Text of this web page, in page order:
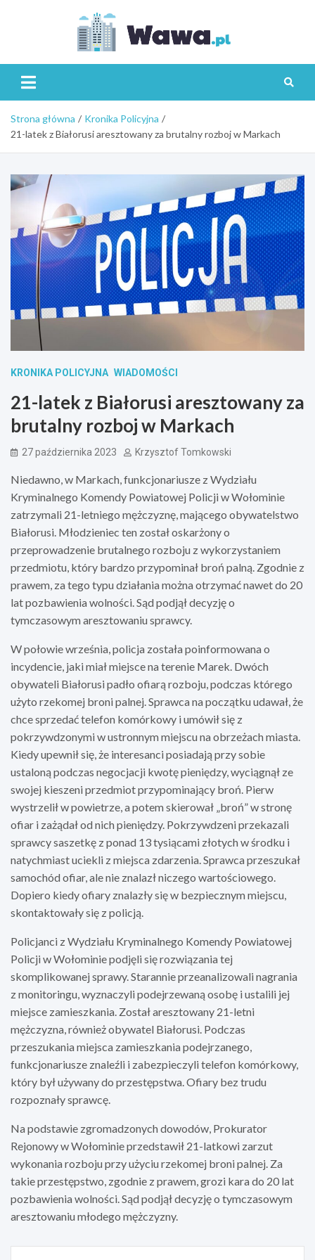
Strona główna
Kronika Policyjna
21-latek z Białorusi aresztowany za brutalny rozboj w Markach
KRONIKA POLICYJNA WIADOMOŚCI
21-latek z Białorusi aresztowany za
brutalny rozboj w Markach
27 października 2023 Krzysztof Tomkowski
Niedawno, w Markach, funkcjonariusze z Wydziału
Kryminalnego Komendy Powiatowej Policji w Wołominie
zatrzymali 21-letniego mężczyznę, mającego obywatelstwo
Białorusi. Młodzieniec ten został oskarżony o
przeprowadzenie brutalnego rozboju z wykorzystaniem
przedmiotu, który bardzo przypominał broń palną. Zgodnie z
prawem, za tego typu działania można otrzymać nawet do 20
lat pozbawienia wolności. Sąd podjął decyzję o
tymczasowym aresztowaniu sprawcy.
W połowie września, policja została poinformowana o
incydencie, jaki miał miejsce na terenie Marek. Dwóch
obywateli Białorusi padło ofiarą rozboju, podczas którego
użyto rzekomej broni palnej. Sprawca na początku udawał, że
chce sprzedać telefon komórkowy i umówił się z
pokrzywdzonymi w ustronnym miejscu na obrzeżach miasta.
Kiedy upewnił się, że interesanci posiadają przy sobie
ustaloną podczas negocjacji kwotę pieniędzy, wyciągnął ze
swojej kieszeni przedmiot przypominający broń. Pierw
wystrzelił w powietrze, a potem skierował „broń” w stronę
ofiar i zażądał od nich pieniędzy. Pokrzywdzeni przekazali
sprawcy saszetkę z ponad 13 tysiącami złotych w środku i
natychmiast uciekli z miejsca zdarzenia. Sprawca przeszukał
samochód ofiar, ale nie znalazł niczego wartościowego.
Dopiero kiedy ofiary znalazły się w bezpiecznym miejscu,
skontaktowały się z policją.
Policjanci z Wydziału Kryminalnego Komendy Powiatowej
Policji w Wołominie podjęli się rozwiązania tej
skomplikowanej sprawy. Starannie przeanalizowali nagrania
z monitoringu, wyznaczyli podejrzewaną osobę i ustalili jej
miejsce zamieszkania. Został aresztowany 21-letni
mężczyzna, również obywatel Białorusi. Podczas
przeszukania miejsca zamieszkania podejrzanego,
funkcjonariusze znaleźli i zabezpieczyli telefon komórkowy,
który był używany do przestępstwa. Ofiary bez trudu
rozpoznały sprawcę.
Na podstawie zgromadzonych dowodów, Prokurator
Rejonowy w Wołominie przedstawił 21-latkowi zarzut
wykonania rozboju przy użyciu rzekomej broni palnej. Za
takie przestępstwo, zgodnie z prawem, grozi kara do 20 lat
pozbawienia wolności. Sąd podjął decyzję o tymczasowym
aresztowaniu młodego mężczyzny.